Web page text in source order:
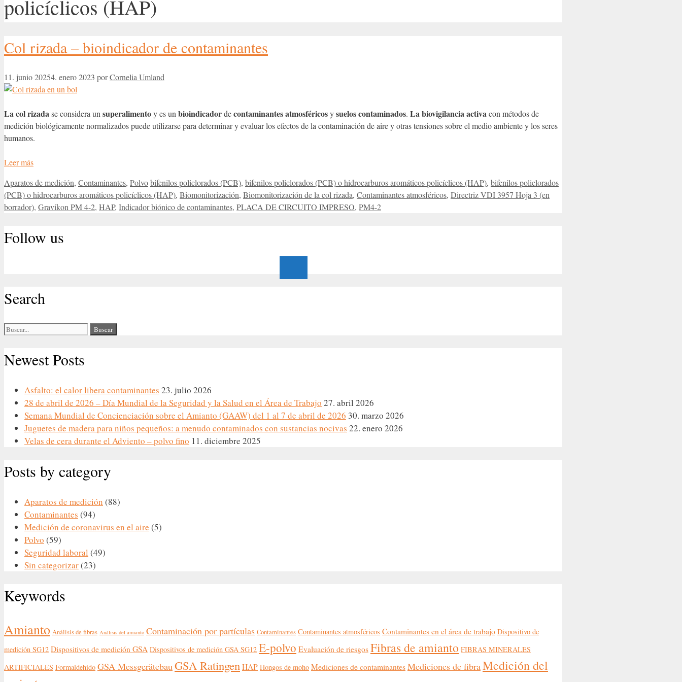
policíclicos (HAP)
Col rizada – bioindicador de contaminantes
11. junio 20254. enero 2023 porCornelia Umland
La col rizadase considera unsuperalimentoy es unbioindicadordecontaminantes atmosféricosysuelos contaminados. La biovigilancia activacon métodos de
medición biológicamente normalizados puede utilizarse para determinar y evaluar los efectos de la contaminación de aire y otras tensiones sobre el medio ambiente y los seres
humanos.
Leer más
Categorías
Aparatos de medición, Contaminantes, PolvoEtiquetas
bifenilos policlorados (PCB), bifenilos policlorados (PCB) o hidrocarburos aromáticos policíclicos (HAP), bifenilos policlorados
(PCB) o hidrocarburos aromáticos policíclicos (HAP), Biomonitorización, Biomonitorización de la col rizada, Contaminantes atmosféricos, Directriz VDI 3957 Hoja 3 (en
borrador), Gravikon PM 4-2, HAP, Indicador biónico de contaminantes, PLACA DE CIRCUITO IMPRESO, PM4-2
Follow us
Search
Buscar:
Newest Posts
Asfalto: el calor libera contaminantes 23. julio 2026
28 de abril de 2026 – Día Mundial de la Seguridad y la Salud en el Área de Trabajo 27. abril 2026
Semana Mundial de Concienciación sobre el Amianto (GAAW) del 1 al 7 de abril de 2026 30. marzo 2026
Juguetes de madera para niños pequeños: a menudo contaminados con sustancias nocivas 22. enero 2026
Velas de cera durante el Adviento – polvo fino 11. diciembre 2025
Posts by category
Aparatos de medición (88)
Contaminantes (94)
Medición de coronavirus en el aire (5)
Polvo (59)
Seguridad laboral (49)
Sin categorizar(23)
Keywords
Amianto Análisis de fibras Análisis del amianto Contaminación por partículas Contaminantes Contaminantes atmosféricos Contaminantes en el área de trabajo Dispositivo de
medición SG12 Dispositivos de medición GSA Dispositivos de medición GSA SG12 E-polvo Evaluación de riesgosFibras de amianto FIBRAS MINERALES
ARTIFICIALES Formaldehído GSA MessgerätebauGSA RatingenHAP Hongos de moho Mediciones de contaminantesMediciones de fibraMedición del